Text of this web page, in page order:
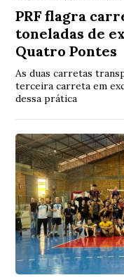
PRF flagra
toneladas de
Quatro Pontes
As duas carretas
terceira carreta em
dessa prática